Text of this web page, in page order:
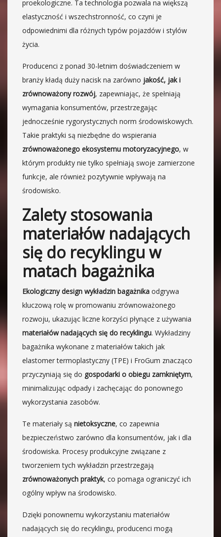
proekologiczne. Ta technologia pozwala na większą
elastyczność i wszechstronność, co czyni je
odpowiednimi dla różnych typów pojazdów i stylów
życia.
Producenci z ponad 30-letnim doświadczeniem w
branży kładą duży nacisk na zarówno jakość, jak i
zrównoważony rozwój, zapewniając, że spełniają
wymagania konsumentów, przestrzegając
jednocześnie rygorystycznych norm środowiskowych.
Takie praktyki są niezbędne do wspierania
zrównoważonego ekosystemu motoryzacyjnego, w
którym produkty nie tylko spełniają swoje zamierzone
funkcje, ale również pozytywnie wpływają na
środowisko.
Zalety stosowania
materiałów nadających
się do recyklingu w
matach bagażnika
Ekologiczny design wykładzin bagażnika odgrywa
kluczową rolę w promowaniu zrównoważonego
rozwoju, ukazując liczne korzyści płynące z używania
materiałów nadających się do recyklingu. Wykładziny
bagażnika wykonane z materiałów takich jak
elastomer termoplastyczny (TPE) i FroGum znacząco
przyczyniają się do gospodarki o obiegu zamkniętym,
minimalizując odpady i zachęcając do ponownego
wykorzystania zasobów.
Te materiały są nietoksyczne, co zapewnia
bezpieczeństwo zarówno dla konsumentów, jak i dla
środowiska. Procesy produkcyjne związane z
tworzeniem tych wykładzin przestrzegają
zrównoważonych praktyk, co pomaga ograniczyć ich
ogólny wpływ na środowisko.
Dzięki ponownemu wykorzystaniu materiałów
nadających się do recyklingu, producenci mogą